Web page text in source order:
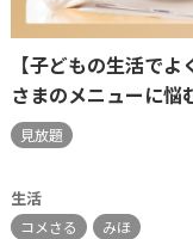
【子どもの生活で
さまのメニューに悩
見放題
生活
コメさる みほ